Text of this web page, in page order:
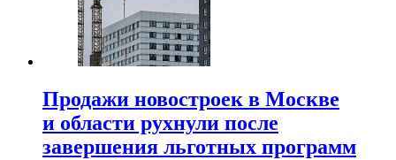
Продажи новостроек в Москве
и области рухнули после
завершения льготных программ